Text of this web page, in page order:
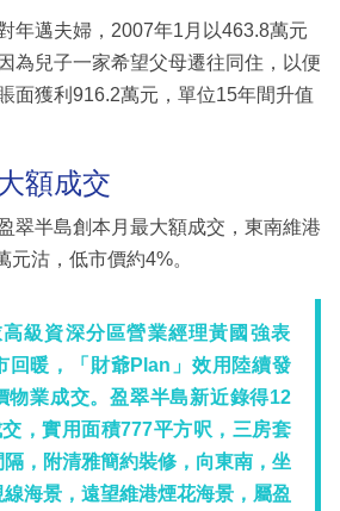
年邁夫婦，2007年1月以463.8萬元
為兒子一家希望父母遷往同住，以便
面獲利916.2萬元，單位15年間升值
額成交
翠半島創本月最大額成交，東南維港
沽，低市價約4%。
級資深分區營業經理黃國強表
回暖，「財爺Plan」效用陸續發
物業成交。盈翠半島新近錄得12
，實用面積777平方呎，三房套
隔，附清雅簡約裝修，向東南，坐
海景，遠望維港煙花海景，屬盈